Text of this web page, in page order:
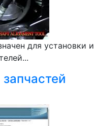
для установки и